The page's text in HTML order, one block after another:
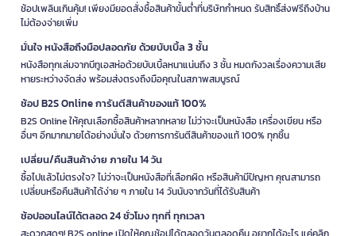
ช้อปเพลินเกินคุ้ม! เพียงมียอดสั่งซื้อสินค้าขั้นต่ำที่บริษัทกำหนด รับสิทธิ์ส่งฟรีถึงบ้าน
ไม่ต้องจ่ายเพิ่ม
มั่นใจ หนังสือถึงมือปลอดภัย ด้วยบับเบิ้ล 3 ชั้น
หนังสือทุกเล่มจากบีทูเอสห่อด้วยบับเบิ้ลหนาแน่นถึง 3 ชั้น หมดกังวลเรื่องความเสีย
หายระหว่างจัดส่ง พร้อมส่งตรงถึงมือคุณในสภาพสมบูรณ์
ช้อป B2S Online การันตีสินค้าของแท้ 100%
B2S Online ให้คุณเลือกซื้อสินค้าหลากหลาย ไม่ว่าจะเป็นหนังสือ เครื่องเขียน หรือ
อื่นๆ อีกมากมายได้อย่างมั่นใจ ด้วยการการันตีสินค้าของแท้ 100% ทุกชิ้น
เปลี่ยน/คืนสินค้าง่าย ภายใน 14 วัน
ซื้อไปแล้วไม่ตรงใจ? ไม่ว่าจะเป็นหนังสือที่เลือกผิด หรือสินค้ามีปัญหา คุณสามารถ
เปลี่ยนหรือคืนสินค้าได้ง่าย ๆ ภายใน 14 วันนับจากวันที่ได้รับสินค้า
ช้อปออนไลน์ได้ตลอด 24 ชั่วโมง ทุกที่ ทุกเวลา